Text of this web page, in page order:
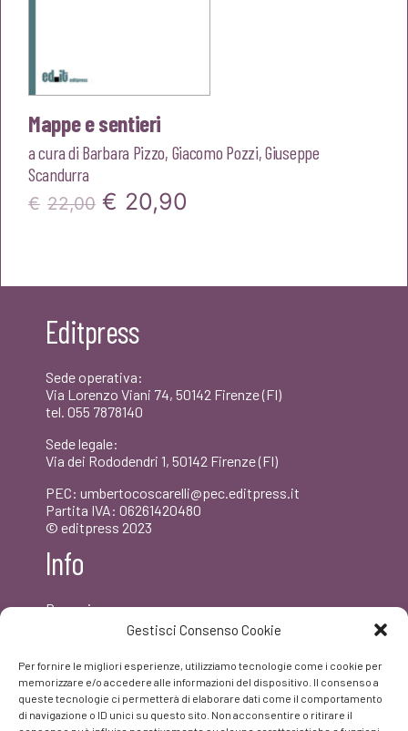
Gestisci Consenso Cookie
Per fornire le migliori esperienze, utilizziamo tecnologie come i cookie per
memorizzare e/o accedere alle informazioni del dispositivo. Il consenso a
queste tecnologie ci permetterà di elaborare dati come il comportamento
di navigazione o ID unici su questo sito. Non acconsentire o ritirare il
Mappe e sentieri
a cura di Barbara Pizzo, Giacomo Pozzi,Giuseppe
Scandurra
€ 22,00 Il
€22,00.
€ 20,90
Editpress
Sede operativa:
Via Lorenzo Viani 74, 50142 Firenze (FI)
tel. 055 7878140
Sede legale:
Via dei Rododendri 1, 50142 Firenze (FI)
PEC: umbertocoscarelli@pec.editpress.it
Partita IVA: 06261420480
© editpress 2023
Info
Dove siamo
Privacy policy
FAQ